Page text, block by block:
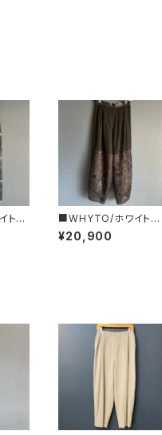
ト■
■WHYTO/ホワイト■
レース・コンビネーショ
ンパンツ■WHT26HP
¥20,900